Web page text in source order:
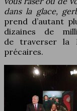
dans la glace,
prend d’autant
dizaines de
de traverser la
précaires.